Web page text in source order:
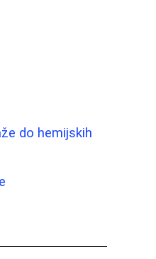
do hemijskih